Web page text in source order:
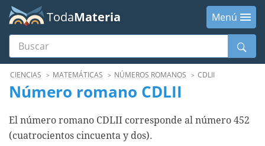
TodaMateria
Menú
Buscar
MenúCIENCIAS MATEMÁTICAS NÚMEROS ROMANOS CDLII
Número romano CDLII
El número romano CDLII corresponde al número 452
(cuatrocientos cincuenta y dos).